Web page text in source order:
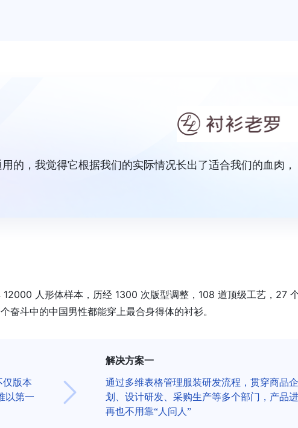
的，我觉得它根据我们的实际情况长出了适合我们的血肉，
人形体样本，历经 1300 次版型调整，108 道顶级工艺，27
奋斗中的中国男性都能穿上最合身得体的衬衫。
仅版本
以第一
解决方案一
通过多维表格管理服装研发流程，贯穿商品企
划、设计研发、采购生产等多个部门，产品
再也不用靠“人问人”